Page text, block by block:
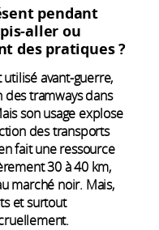
pendant
aller ou
des pratiques ?
avant-guerre,
tramways dans
son usage explose
des transports
fait une ressource
30 à 40 km,
marché noir. Mais,
et surtout